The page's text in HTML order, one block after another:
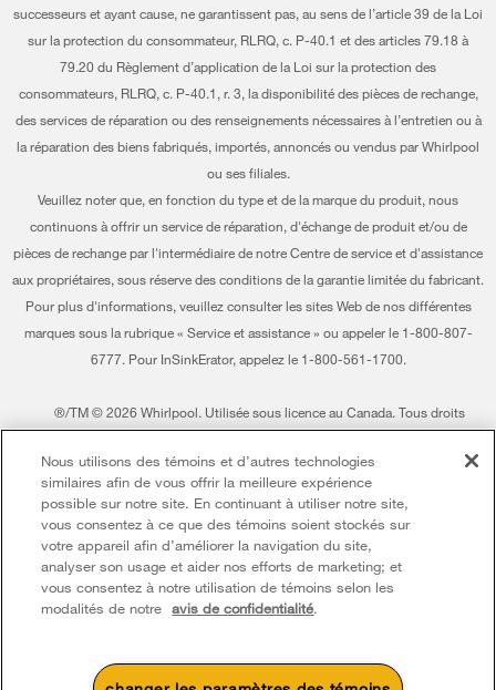
Mes électroménagers
Suivre ma commande
Services de livraison et d'installation
Services d'abonnement
Résidents du Québec
Trouver un marchand
Carrières
Certification Éco et homologation ENERGY STAR® Whirlpool
Informations relatives aux rappels
Entreprise Whirlpool
Whirlpool au Canada
successeurs et ayant cause, ne garantissent pas, au sens de l’article 39 de la Loi
sur la protection du consommateur, RLRQ, c. P-40.1 et des articles 79.18 à
79.20 du Règlement d’application de la Loi sur la protection des
consommateurs, RLRQ, c. P-40.1, r. 3, la disponibilité des pièces de rechange,
des services de réparation ou des renseignements nécessaires à l’entretien ou à
la réparation des biens fabriqués, importés, annoncés ou vendus par Whirlpool
ou ses filiales.
Veuillez noter que, en fonction du type et de la marque du produit, nous
continuons à offrir un service de réparation, d'échange de produit et/ou de
pièces de rechange par l'intermédiaire de notre Centre de service et d'assistance
aux propriétaires, sous réserve des conditions de la garantie limitée du fabricant.
Pour plus d'informations, veuillez consulter les sites Web de nos différentes
marques sous la rubrique « Service et assistance » ou appeler le 1-800-807-
6777. Pour InSinkErator, appelez le 1-800-561-1700.
®/TM © 2026 Whirlpool. Utilisée sous licence au Canada. Tous droits
compagnies respect.
Ce marchand en ligne est situé au 200-6750, avenue Century, Mississauga
(Ontario) L5N 0B7
Modalités Avis de confidentialité Plan du site
Communiquez avec nous
Nous utilisons des témoins et d’autres technologies
similaires afin de vous offrir la meilleure expérience
possible sur notre site. En continuant à utiliser notre site,
vous consentez à ce que des témoins soient stockés sur
votre appareil afin d’améliorer la navigation du site,
analyser son usage et aider nos efforts de marketing; et
vous consentez à notre utilisation de témoins selon les
modalités de notre avis de confidentialité.